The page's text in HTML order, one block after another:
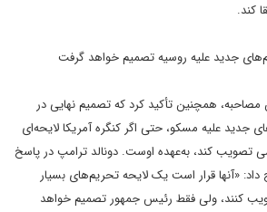
کند.
جدید علیه روسیه تصمیم خواهد گرفت
همچنین تأکید کرد که تصمیم نهایی در
علیه مسکو، حتی اگر کنگره آمریکا لایحه‌ای
تصویب کند، به‌عهده اوست. دونالد ترامپ در پاسخ
داد: «آنها قرار است یک لایحه تحریم‌های بسیار
کنند، ولی فقط رئیس جمهور تصمیم خواهد